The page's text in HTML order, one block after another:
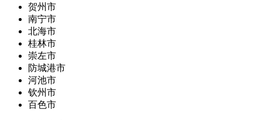
贺州市
南宁市
北海市
桂林市
崇左市
防城港市
河池市
钦州市
百色市